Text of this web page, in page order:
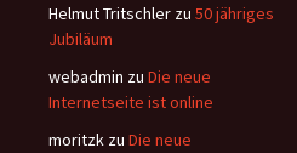
Helmut Tritschler zu 50 jähriges
Jubiläum
webadmin zu Die neue
Internetseite ist online
moritzk zu Die neue